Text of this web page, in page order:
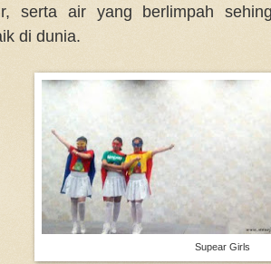
serta air yang berlimpah
di dunia.
Supear Girls